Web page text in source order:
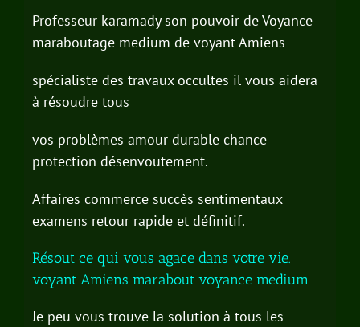
Professeur karamady son pouvoir de Voyance
maraboutage medium de voyant Amiens
spécialiste des travaux occultes il vous aidera
à résoudre tous
vos problèmes amour durable chance
protection désenvoutement.
Affaires commerce succès sentimentaux
examens retour rapide et définitif.
Résout ce qui vous agace dans votre vie.
voyant Amiens marabout voyance medium
Je peu vous trouve la solution à tous les